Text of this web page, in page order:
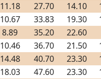
11.18 27.70 14.10
10.67 33.83 19.30
8.89 35.20
22.60
10.46 36.70 21.50
14.48 40.70 23.30
18.03 47.60 23.30